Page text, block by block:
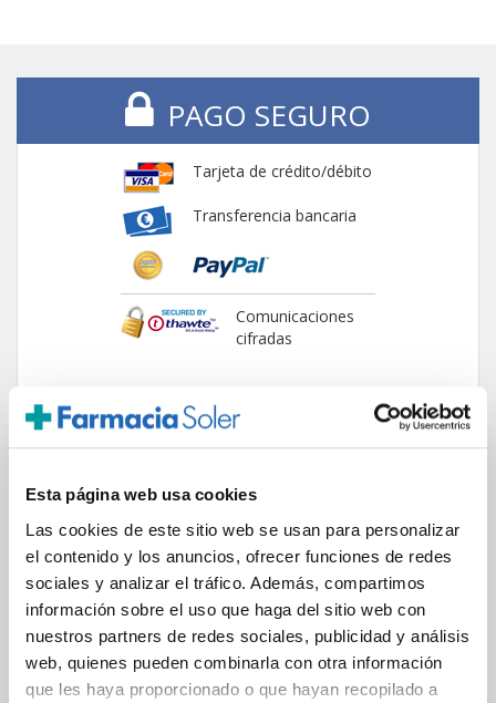
Esta página web usa cookies
Las cookies de este sitio web se usan para personalizar
el contenido y los anuncios, ofrecer funciones de redes
sociales y analizar el tráfico. Además, compartimos
información sobre el uso que haga del sitio web con
nuestros partners de redes sociales, publicidad y análisis
web, quienes pueden combinarla con otra información
que les haya proporcionado o que hayan recopilado a
PAGO SEGURO
Tarjeta de crédito/débito
Transferencia bancaria
Comunicaciones
cifradas
ENVIOS Y DESTINOS
Península
Islas Baleares
Islas Canarias
UNIÓN EUROPEA
24/48h